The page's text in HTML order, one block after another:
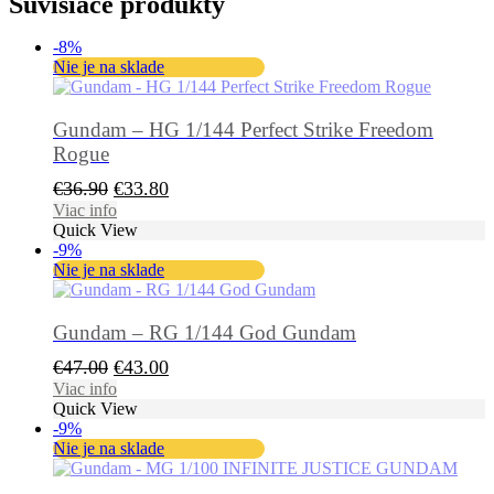
-8%
Nie je na sklade
Gundam – HG 1/144 Perfect Strike Freedom
Rogue
€36.90 Pôvodná
cena
bola:
€36.90.
€33.80Aktuálna
€33.80.
Viac info
Quick View
-9%
Nie je na sklade
Gundam – RG 1/144 God Gundam
€47.00 Pôvodná
cena
bola:
€47.00.
€43.00Aktuálna
€43.00.
Viac info
Quick View
-9%
Nie je na sklade